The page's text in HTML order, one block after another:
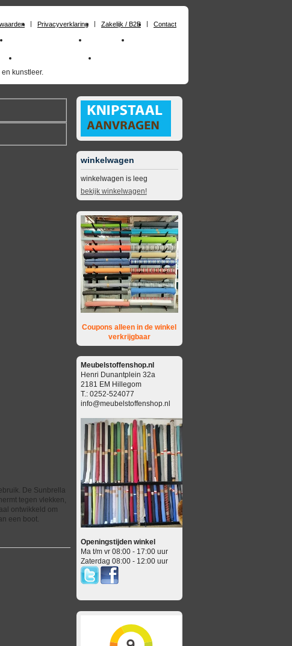
Privacyverklaring Zakelijk / B2B Contact
kunstleer.
Schuimrubber op maat Materialen
skai_kunstleer outdoor
De Sunbrella
tegen vlekken,
ontwikkeld om
een boot.
winkelwagen
winkelwagen is leeg
bekijk winkelwagen!
Coupons alleen in de winkel
verkrijgbaar
Meubelstoffenshop.nl
Henri Dunantplein 32a
2181 EM Hillegom
T.: 0252-524077
info@meubelstoffenshop.nl
Openingstijden winkel
Ma t/m vr 08:00 - 17:00 uur
Zaterdag 08:00 - 12:00 uur